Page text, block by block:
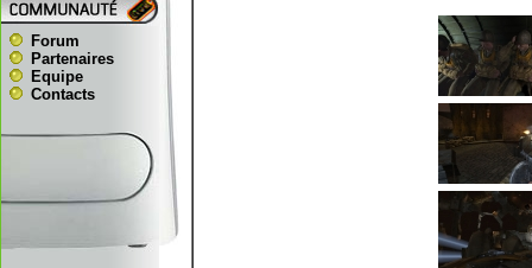
Forum
Partenaires
Equipe
Contacts